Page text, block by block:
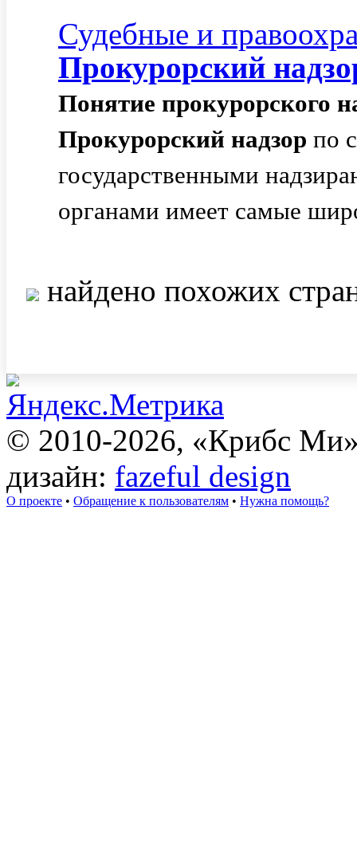
Судебные и
Прокурорский
Понятие прокурорского
Прокурорский надзор по
государственными
органами имеет самые
найдено похожих
© 2010-2026, «Крибс
дизайн: fazeful design
О проекте • Обращение к пользователям • Нужна помощь?